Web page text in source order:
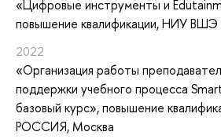
«Цифровые инструменты и
повышение квалификации, НИУ
2022
«Организация работы
поддержки учебного процесса
базовый курс», повышение
РОССИЯ, Москва